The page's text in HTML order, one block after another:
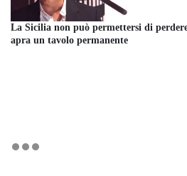
La Sicilia non può permettersi di
apra un tavolo permanente